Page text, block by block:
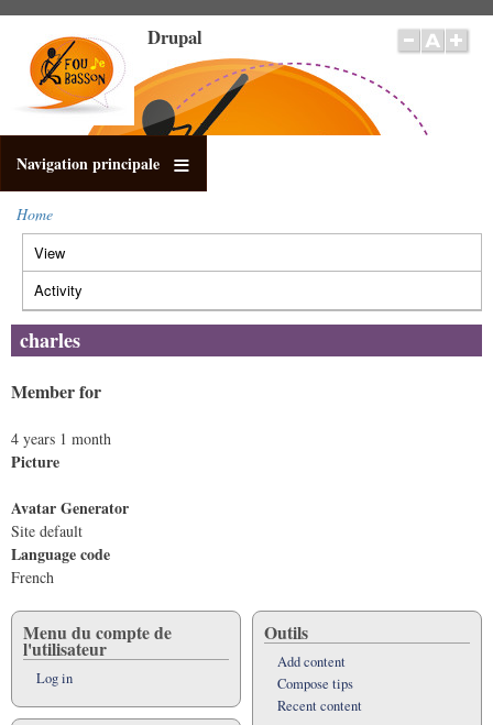
main
content
Drupal
Navigation principale
Breadcrumb
Home
Primary
tabs
View
tab)
Activity
charles
Member for
4 years 1 month
Picture
Avatar Generator
Site default
Language code
French
Menu du compte de
l'utilisateur
Log in
Outils
Add content
Compose tips
Recent content